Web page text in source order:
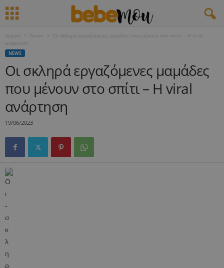
Αρχική News
Οι σκληρά εργαζόμενες μαμάδες που μένουν στο σπίτι – H viral
ανάρτηση
NEWS
Οι σκληρά εργαζόμενες μαμάδες
που μένουν στο σπίτι – H viral
ανάρτηση
19/06/2023